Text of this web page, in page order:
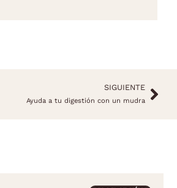
SIGUIENTE
Ayuda a tu digestión con un mudra